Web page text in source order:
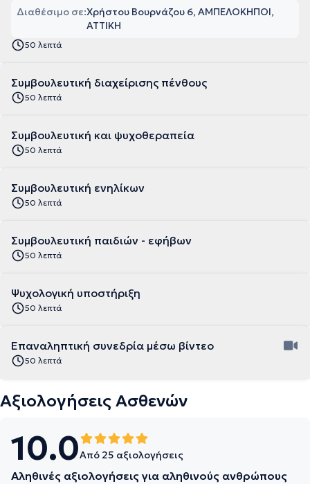
Διαθέσιμο σε:Χρήστου Βουρνάζου 6, ΑΜΠΕΛΟΚΗΠΟΙ,
ΑΤΤΙΚΗ
50 λεπτά
Συμβουλευτική διαχείρισης πένθους
50 λεπτά
Συμβουλευτική και ψυχοθεραπεία
50 λεπτά
Συμβουλευτική ενηλίκων
50 λεπτά
Συμβουλευτική παιδιών - εφήβων
50 λεπτά
Ψυχολογική υποστήριξη
50 λεπτά
Επαναληπτική συνεδρία μέσω βίντεο
50 λεπτά
Αξιολογήσεις Ασθενών
10.0Από 25 αξιολογήσεις
Αληθινές αξιολογήσεις για αληθινούς ανθρώπους